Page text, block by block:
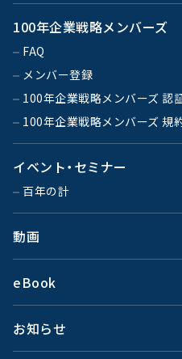
100年企業戦略メンバーズ
FAQ
メンバー登録
100年企業戦略メンバーズ 認
100年企業戦略メンバーズ 規
イベント・セミナー
百年の計
動画
eBook
お知らせ